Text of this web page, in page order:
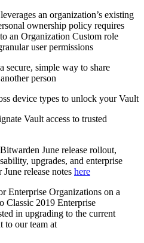
an organization’s existing
ownership policy requires
an Organization Custom role
user permissions
secure, simple way to share
person
device types to unlock your Vault
Vault access to trusted
June release rollout,
upgrades, and enterprise
release notes here
Enterprise Organizations on a
Classic 2019 Enterprise
in upgrading to the current
to our team at